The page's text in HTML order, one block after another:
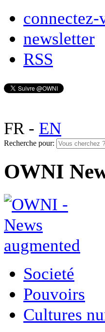
connectez-
newsletter
RSS
FR- EN
Recherche pour:
OWNI
Societé
Pouvoirs
Cultures